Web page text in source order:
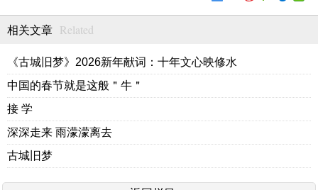
相关文章 Related
《古城旧梦》2026新年献词：十年文心映修水
中国的春节就是这般＂牛＂
接 学
深深走来 雨濛濛离去
古城旧梦